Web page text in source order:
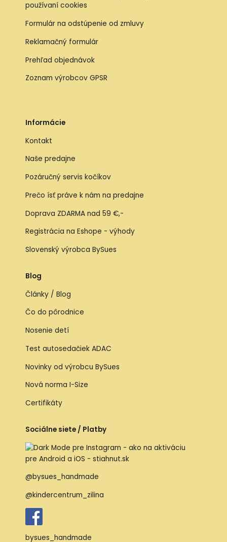
používaní cookies
Formulár na odstúpenie od zmluvy
Reklamačný formulár
Prehľad objednávok
Zoznam výrobcov GPSR
Informácie
Kontakt
Naše predajne
Pozáručný servis kočíkov
Prečo ísť práve k nám na predajne
Doprava ZDARMA nad 59 €,-
Registrácia na Eshope - výhody
Slovenský výrobca BySues
Blog
Články / Blog
Čo do pôrodnice
Nosenie detí
Test autosedačiek ADAC
Novinky od výrobcu BySues
Nová norma I-Size
Certifikáty
Sociálne siete / Platby
@bysues_handmade
@kindercentrum_zilina
bysues_handmade